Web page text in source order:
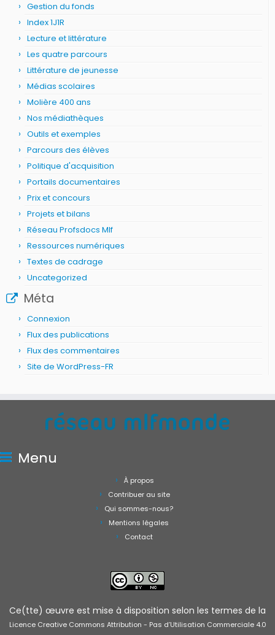
Gestion du fonds
Index 1J1R
Lecture et littérature
Les quatre parcours
Littérature de jeunesse
Médias scolaires
Molière 400 ans
Nos médiathèques
Outils et exemples
Parcours des élèves
Politique d'acquisition
Portails documentaires
Prix et concours
Projets et bilans
Réseau Profsdocs Mlf
Ressources numériques
Textes de cadrage
Uncategorized
Méta
Connexion
Flux des publications
Flux des commentaires
Site de WordPress-FR
Menu
À propos
Contribuer au site
Qui sommes-nous?
Mentions légales
Contact
Ce(tte) œuvre est mise à disposition selon les termes de la
Licence Creative Commons Attribution - Pas d’Utilisation Commerciale 4.0